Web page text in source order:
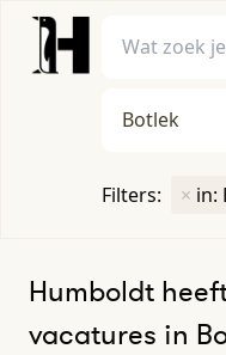
Filters: × in:
Humboldt
vacatures in